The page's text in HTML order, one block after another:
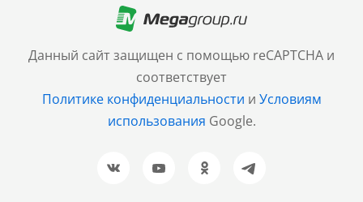
Данный сайт защищен с помощью reCAPTCHA и
соответствует
Политике конфиденциальности и Условиям
использования Google.
+7 (499) 705-30-10
Санкт-Петербург
+7 (812) 600-77-33
Барнаул
+7 (961) 999-93-93
Новосибирск